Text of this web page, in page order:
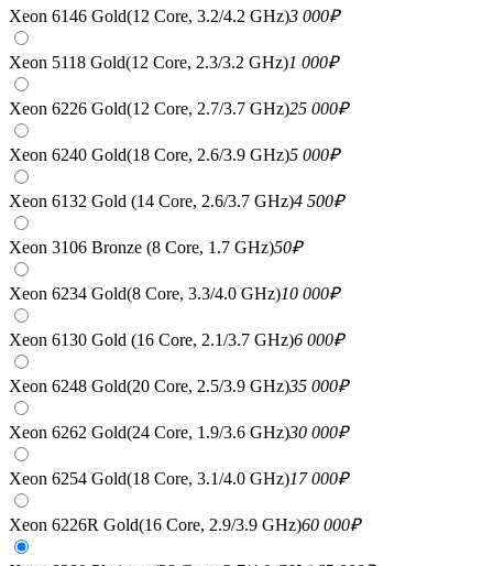
Xeon 6146 Gold(12 Core, 3.2/4.2 GHz)3 000₽
Xeon 5118 Gold(12 Core, 2.3/3.2 GHz)1 000₽
Xeon 6226 Gold(12 Core, 2.7/3.7 GHz)25 000₽
Xeon 6240 Gold(18 Core, 2.6/3.9 GHz)5 000₽
Xeon 6132 Gold (14 Core, 2.6/3.7 GHz)4 500₽
Xeon 3106 Bronze (8 Core, 1.7 GHz)50₽
Xeon 6234 Gold(8 Core, 3.3/4.0 GHz)10 000₽
Xeon 6130 Gold (16 Core, 2.1/3.7 GHz)6 000₽
Xeon 6248 Gold(20 Core, 2.5/3.9 GHz)35 000₽
Xeon 6262 Gold(24 Core, 1.9/3.6 GHz)30 000₽
Xeon 6254 Gold(18 Core, 3.1/4.0 GHz)17 000₽
Xeon 6226R Gold(16 Core, 2.9/3.9 GHz)60 000₽